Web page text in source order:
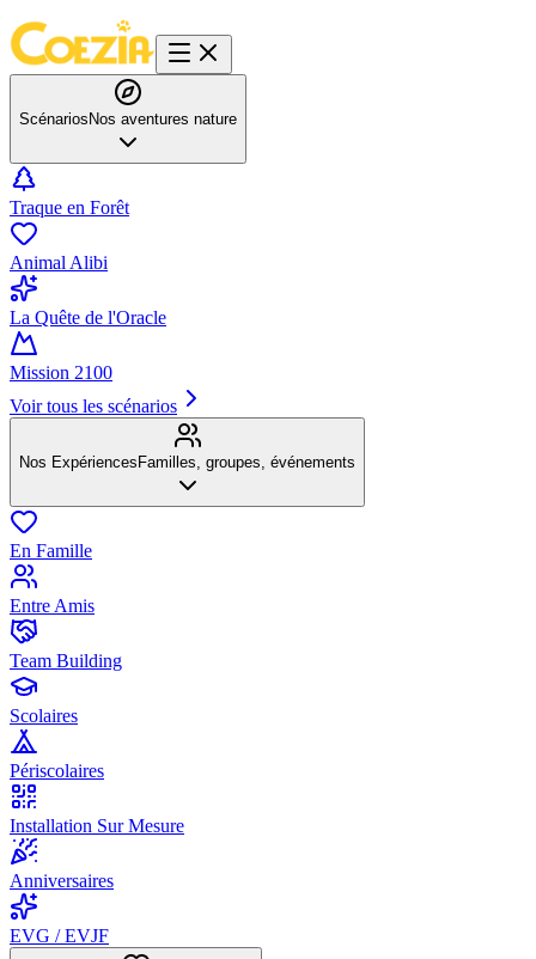
Scénarios Nos aventures nature
Traque en Forêt
Animal Alibi
La Quête de l'Oracle
Mission 2100
Voir tous les scénarios
Nos Expériences Familles, groupes, événements
En Famille
Entre Amis
Team Building
Scolaires
Périscolaires
Installation Sur Mesure
Anniversaires
EVG / EVJF